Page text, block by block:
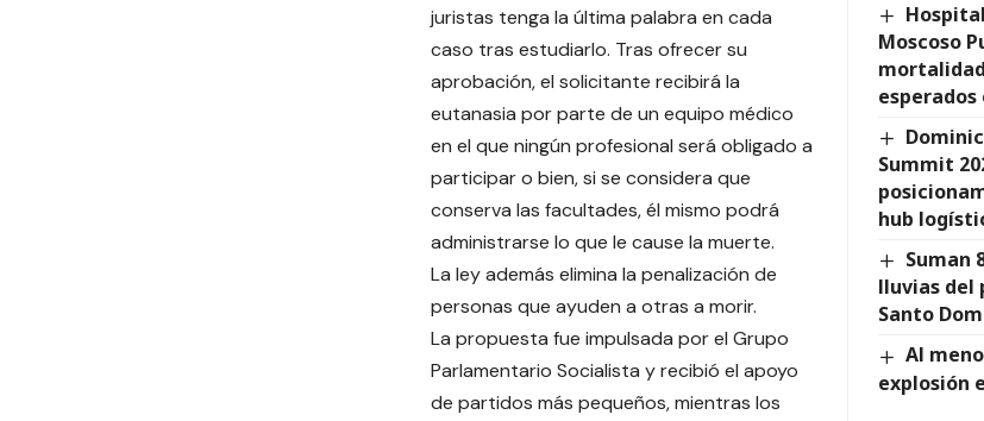
Moscoso
esperados
Summit
hub
Suman
lluvias del
Santo
Al
explosión
juristas tenga la última palabra en cada
caso tras estudiarlo. Tras ofrecer su
aprobación, el solicitante recibirá la
eutanasia por parte de un equipo médico
en el que ningún profesional será obligado a
participar o bien, si se considera que
conserva las facultades, él mismo podrá
administrarse lo que le cause la muerte.
La ley además elimina la penalización de
personas que ayuden a otras a morir.
La propuesta fue impulsada por el Grupo
Parlamentario Socialista y recibió el apoyo
de partidos más pequeños, mientras los